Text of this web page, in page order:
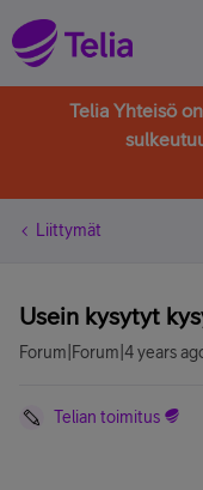
Telia Yhteisö
Liittymät
Usein kysytyt
Forum|Forum|4 years
Telian toimitus